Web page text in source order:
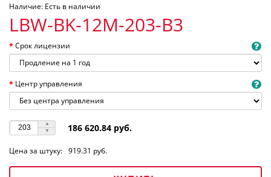
Наличие: Есть в наличии
LBW-BK-12M-203-B3
Срок лицензии
Центр управления
186 620.84 руб.
Цена за штуку: 919.31 руб.